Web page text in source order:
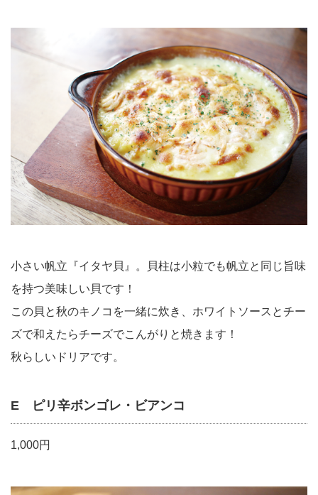
小さい帆立『イタヤ貝』。貝柱は小粒でも帆立と同じ旨味
を持つ美味しい貝です！
この貝と秋のキノコを一緒に炊き、ホワイトソースとチー
ズで和えたらチーズでこんがりと焼きます！
秋らしいドリアです。
E ピリ辛ボンゴレ・ビアンコ
1,000円